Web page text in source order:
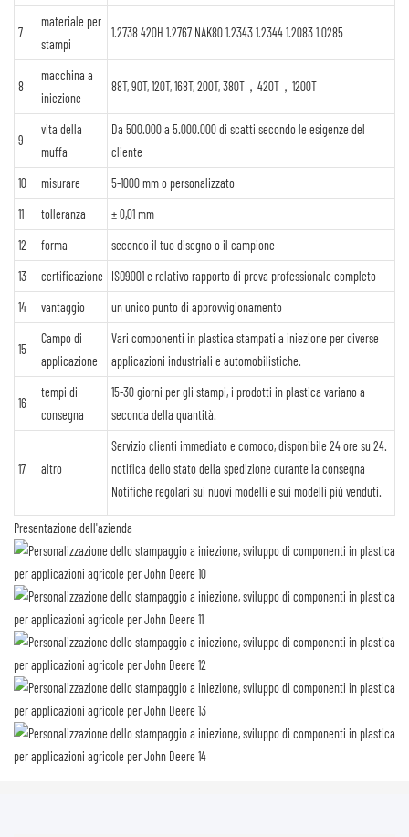
7
materiale per
stampi
1.2738 420H 1.2767 NAK80 1.2343 1.2344 1.2083 1.0285
8
macchina a
iniezione
88T, 90T, 120T, 168T, 200T, 380T，420T，1200T
9
vita della
muffa
Da 500.000 a 5.000.000 di scatti secondo le esigenze del
cliente
10
misurare
5-1000 mm o personalizzato
11
tolleranza
± 0,01 mm
12
forma
secondo il tuo disegno o il campione
13
certificazione
ISO9001 e relativo rapporto di prova professionale completo
14
vantaggio un unico punto di approvvigionamento
15
Campo di
applicazione
Vari componenti in plastica stampati a iniezione per diverse
applicazioni industriali e automobilistiche.
16
tempi di
consegna
15-30 giorni per gli stampi, i prodotti in plastica variano a
seconda della quantità.
17 altro
Servizio clienti immediato e comodo, disponibile 24 ore su 24.
notifica dello stato della spedizione durante la consegna
Notifiche regolari sui nuovi modelli e sui modelli più venduti.
Presentazione dell'azienda